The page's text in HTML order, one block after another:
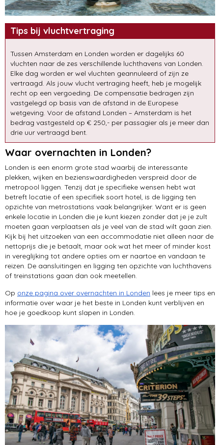
Tips bij vluchtvertraging
Tussen Amsterdam en Londen worden er dagelijks 60
vluchten naar de zes verschillende luchthavens van Londen.
Elke dag worden er wel vluchten geannuleerd of zijn ze
vertraagd. Als jouw vlucht vertraging heeft, heb je mogelijk
recht op een vergoeding. De compensatie bedragen zijn
vastgelegd op basis van de afstand in de Europese
wetgeving. Voor de afstand Londen – Amsterdam is het
bedrag vastgesteld op € 250,- per passagier als je meer dan
drie uur vertraagd bent.
Waar overnachten in Londen?
Londen is een enorm grote stad waarbij de interessante
plekken, wijken en bezienswaardigheden verspreid door de
metropool liggen. Tenzij dat je specifieke wensen hebt wat
betreft locatie of een specifiek soort hotel, is de ligging ten
opzichte van metrostations vaak belangrijker. Want er is geen
enkele locatie in Londen die je kunt kiezen zonder dat je je zult
moeten gaan verplaatsen als je veel van de stad wilt gaan zien.
Kijk bij het uitzoeken van een accommodatie niet alleen naar de
nettoprijs die je betaalt, maar ook wat het meer of minder kost
in vereglijking tot andere opties om er naartoe en vandaan te
reizen. De aansluitingen en ligging ten opzichte van luchthavens
of treinstations gaan dan ook meetellen.
Op onze pagina over overnachten in Londen lees je meer tips en
informatie over waar je het beste in Londen kunt verblijven en
hoe je goedkoop kunt slapen in Londen.